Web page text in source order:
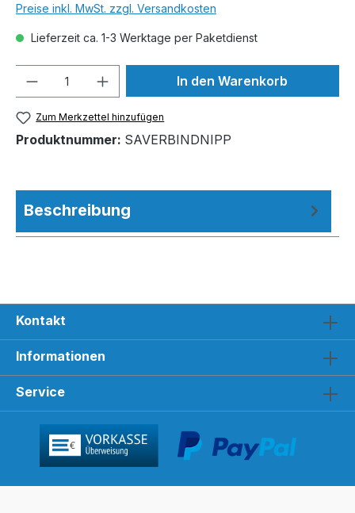
Preise inkl. MwSt. zzgl. Versandkosten
Lieferzeit ca. 1-3 Werktage per Paketdienst
In den Warenkorb
Zum Merkzettel hinzufügen
Produktnummer: SAVERBINDNIPP
Beschreibung
Kontakt
Informationen
Service